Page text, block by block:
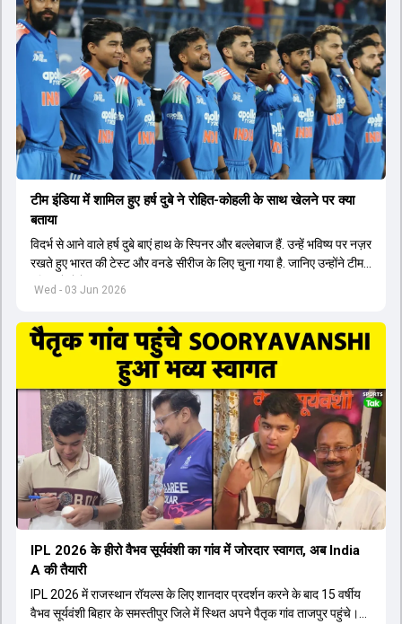
Wed - 03 Jun 2026
टीम इंडिया में शामिल हुए हर्ष दुबे ने रोहित-कोहली के साथ खेलने पर क्या
बताया
विदर्भ से आने वाले हर्ष दुबे बाएं हाथ के स्पिनर और बल्लेबाज हैं. उन्हें भविष्य पर नज़र
रखते हुए भारत की टेस्ट और वनडे सीरीज के लिए चुना गया है. जानिए उन्होंने टीम
इंडिया में सेलेक्शन पर क्या कहा.
IPL 2026 के हीरो वैभव सूर्यवंशी का गांव में जोरदार स्वागत, अब India
A की तैयारी
IPL 2026 में राजस्थान रॉयल्स के लिए शानदार प्रदर्शन करने के बाद 15 वर्षीय
वैभव सूर्यवंशी बिहार के समस्तीपुर जिले में स्थित अपने पैतृक गांव ताजपुर पहुंचे।